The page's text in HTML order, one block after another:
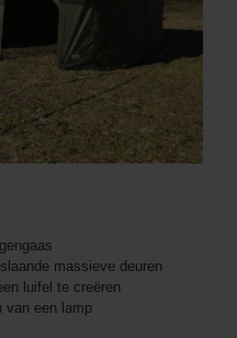
massieve deuren
luifel te creëren
van een lamp